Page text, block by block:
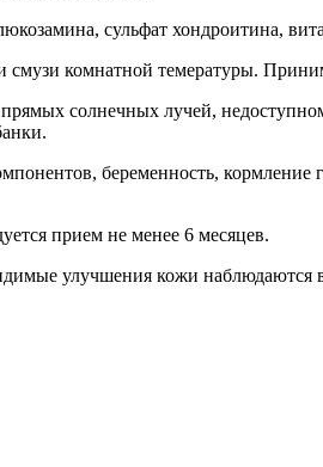
сульфат хондроитина,
комнатной темературы.
солнечных лучей,
беременность,
прием не менее 6 месяцев.
улучшения кожи наблюдаются